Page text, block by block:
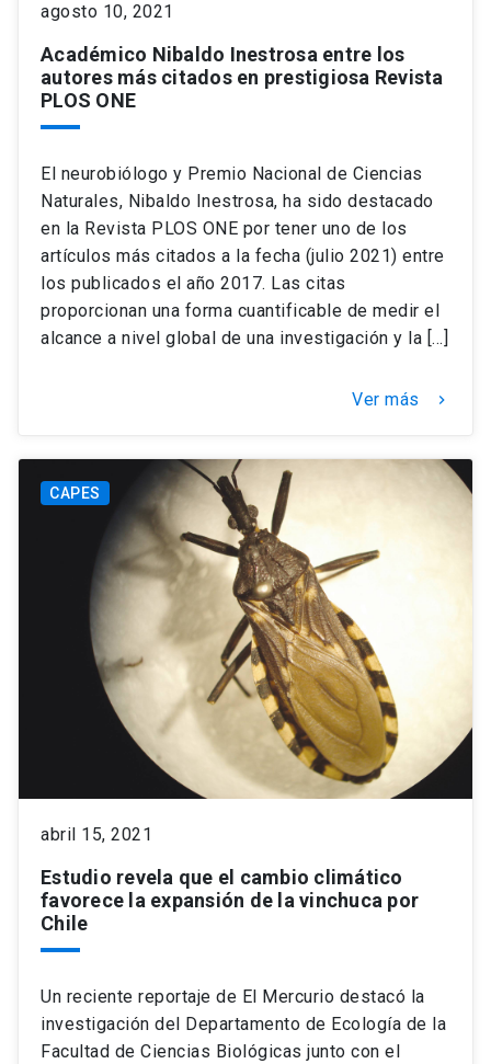
Académicos
Consejo de Facultad
Secretaría Académica
Documentos FCB
Dirección Investigación
Grupos de Investigación
Institutos y Centros
FCB en el Territorio
Redes Internacionales
Estudiantes
Pregrado
Postgrado
Centro de Estudiantes
Publicaciones
Contacto
agosto 10, 2021
Académico Nibaldo Inestrosa entre los
autores más citados en prestigiosa Revista
PLOS ONE
El neurobiólogo y Premio Nacional de Ciencias
Naturales, Nibaldo Inestrosa, ha sido destacado
en la Revista PLOS ONE por tener uno de los
artículos más citados a la fecha (julio 2021) entre
los publicados el año 2017. Las citas
proporcionan una forma cuantificable de medir el
alcance a nivel global de una investigación y la […]
Ver más keyboard_arrow_right
CAPES
abril 15, 2021
Estudio revela que el cambio climático
favorece la expansión de la vinchuca por
Chile
Un reciente reportaje de El Mercurio destacó la
investigación del Departamento de Ecología de la
Facultad de Ciencias Biológicas junto con el